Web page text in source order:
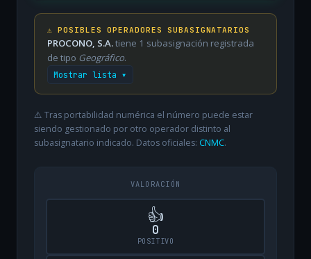
⚠️ POSIBLES OPERADORES SUBASIGNATARIOS
PROCONO, S.A.tiene 1 subasignación registrada
de tipo Geográfico.
Mostrar lista ▾
⚠️ Tras portabilidad numérica el número puede estar
siendo gestionado por otro operador distinto al
subasignatario indicado. Datos oficiales: CNMC.
VALORACIÓN
👍
0
POSITIVO